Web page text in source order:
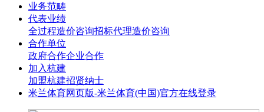
业务范畴
代表业绩
全过程造价咨询招标代理造价咨询
合作单位
政府合作企业合作
加入杭建
加盟杭建招贤纳士
米兰体育网页版-米兰体育(中国)官方在线登录